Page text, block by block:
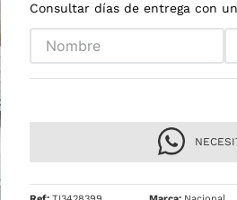
Consultar días de entrega con